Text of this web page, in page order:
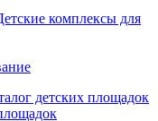
комплексы для
детских площадок